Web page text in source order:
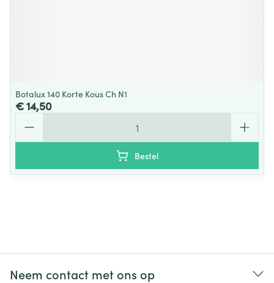
Botalux 140 Korte Kous Ch N1
€ 14,50
Bestel
Neem contact met ons op